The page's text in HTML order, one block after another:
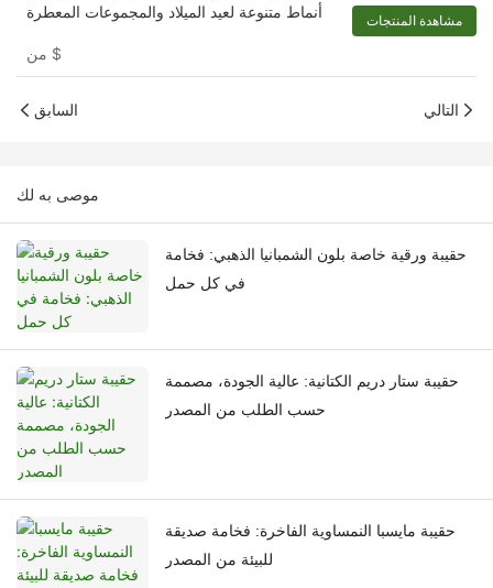
أنماط متنوعة لعيد الميلاد والمجموعات المعطرة
$
مشاهدة المنتجات
السابق التالي
موصى به لك
حقيبة ورقية خاصة بلون الشمبانيا الذهبي: فخامة
في كل حمل
حقيبة ستار دريم الكتانية: عالية الجودة، مصممة
حسب الطلب من المصدر
حقيبة مايسبا النمساوية الفاخرة: فخامة صديقة
للبيئة من المصدر